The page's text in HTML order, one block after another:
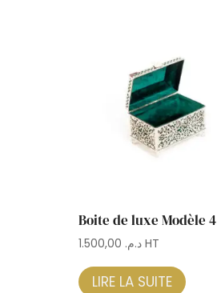
Boite de luxe Modèle 4
د.م. HT
LIRE LA SUITE